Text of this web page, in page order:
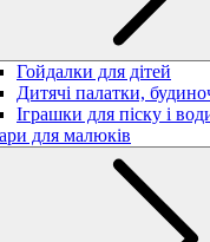
Гойдалки для дітей
Дитячі палатки,
Іграшки для піску і
для малюків